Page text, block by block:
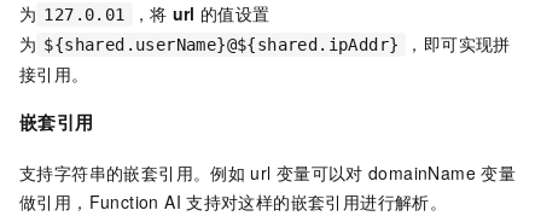
为 127.0.01 ，将 url 的值设置
为 ${shared.userName}@${shared.ipAddr}
，即可实现拼
接引用。
嵌套引用
支持字符串的嵌套引用。例如 url 变量可以对 domainName 变量
做引用，Function AI 支持对这样的嵌套引用进行解析。